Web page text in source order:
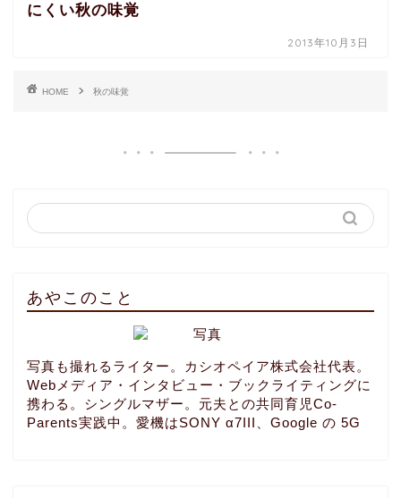
にくい秋の味覚
2013年10月3日
HOME 秋の味覚
あやこのこと
写真も撮れるライター。カシオペイア株式会社代表。
Webメディア・インタビュー・ブックライティングに
携わる。シングルマザー。元夫との共同育児Co-
Parents実践中。愛機はSONY α7III、Google の 5G